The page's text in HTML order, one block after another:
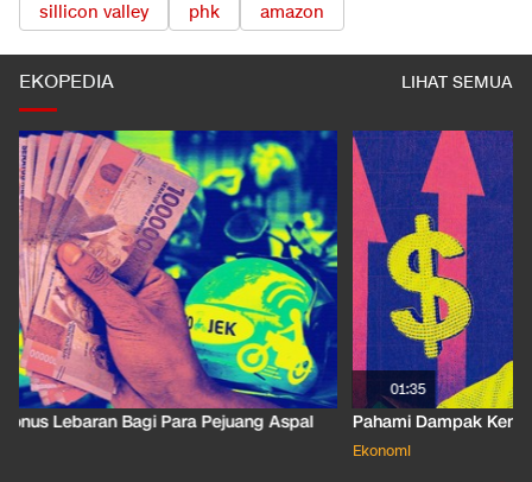
sillicon valley phk amazon
EKOPEDIA LIHAT SEMUA
01:35
Pahami Dampak Kenaikan Suku Bunga Acuan ke Cicilan KPR